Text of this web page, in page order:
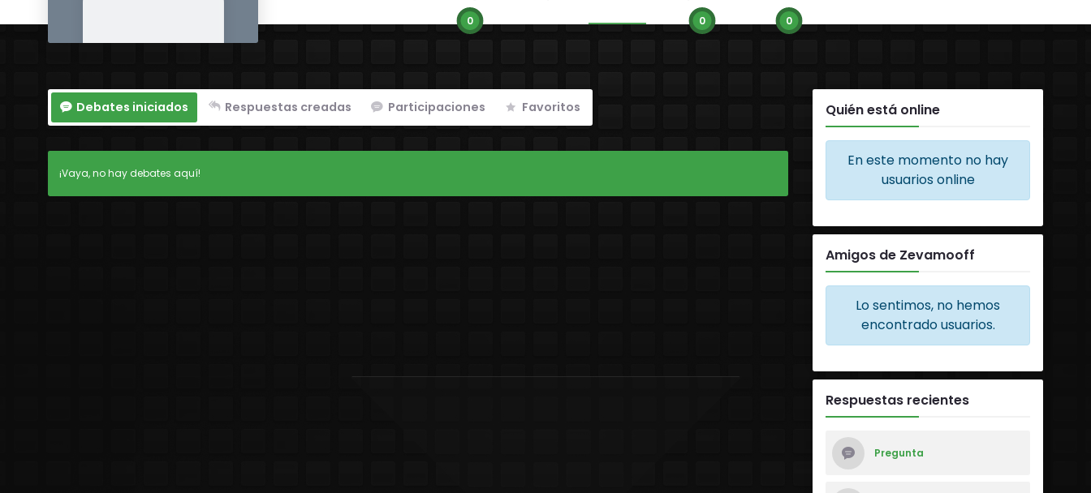
0 0 0
Debates iniciados Respuestas creadas Participaciones Favoritos
¡Vaya, no hay debates aquí!
Quién está online
En este momento no hay
usuarios online
Amigos de Zevamooff
Lo sentimos, no hemos
encontrado usuarios.
Respuestas recientes
Pregunta